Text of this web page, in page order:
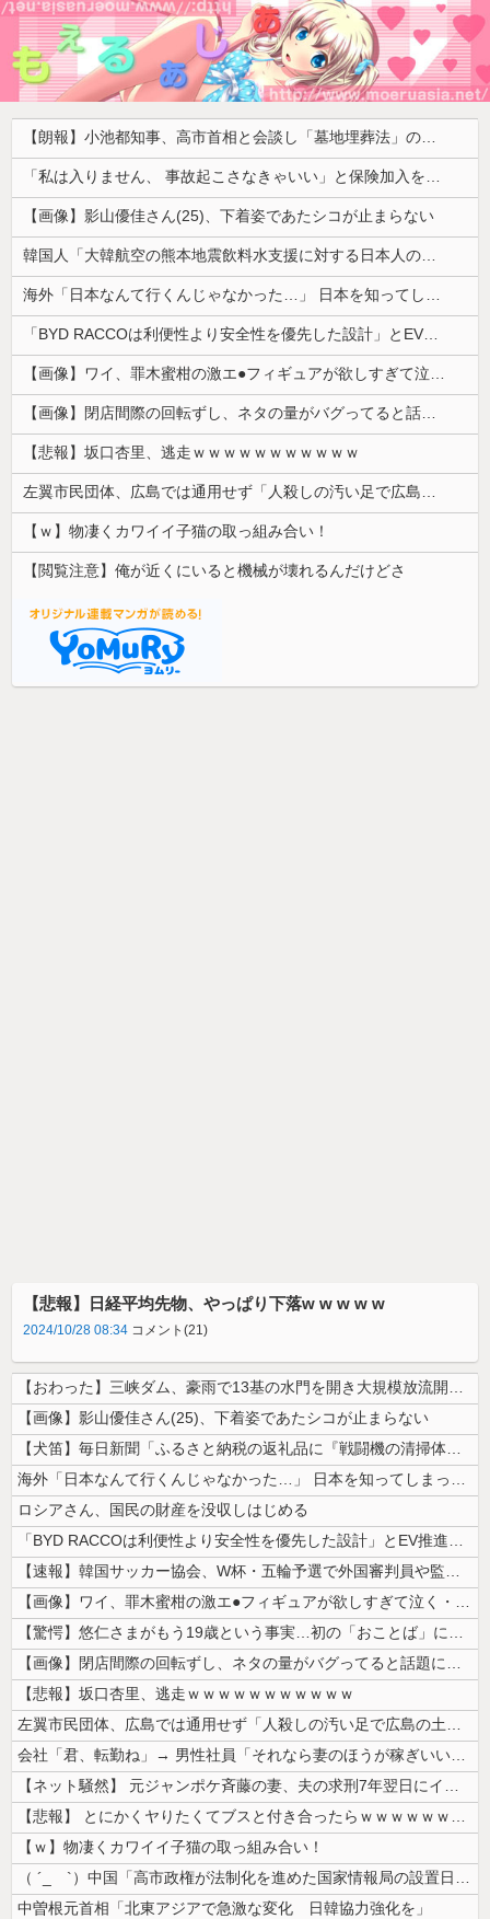
【朗報】小池都知事、高市首相と会談し「墓地埋葬法」の改正を要請 国と都が連携し民間への指導強化を進める方向で一致
「私は入りません、 事故起こさなきゃいい」と保険加入を勧められた推し活民が反発、保険代が勿体無いし事故起こしたとして……
【画像】影山優佳さん(25)、下着姿であたシコが止まらない
韓国人「大韓航空の熊本地震飲料水支援に対する日本人の反応をご覧ください・・・」→「」
海外「日本なんて行くんじゃなかった…」 日本を知ってしまったディズニー信者、帰国後『本家』に失望する事態に
「BYD RACCOは利便性より安全性を優先した設計」とEV推進派がスカスカ構造を絶賛、これがRACCOの一番の特徴よな
【画像】ワイ、罪木蜜柑の激エ●フィギュアが欲しすぎて泣く・・・・・・
【画像】閉店間際の回転ずし、ネタの量がバグってると話題にｗｗｗｗｗ
【悲報】坂口杏里、逃走ｗｗｗｗｗｗｗｗｗｗｗ
左翼市民団体、広島では通用せず「人殺しの汚い足で広島の土を踏むな！」→広島県民「お前らの方が汚いんじゃ！」「ワシらが広島県民じゃ」
【ｗ】物凄くカワイイ子猫の取っ組み合い！
【閲覧注意】俺が近くにいると機械が壊れるんだけどさ
【悲報】日経平均先物、やっぱり下落w w w w w
2024/10/28 08:34 コメント(21)
【おわった】三峡ダム、豪雨で13基の水門を開き大規模放流開始か 下流の...
【画像】影山優佳さん(25)、下着姿であたシコが止まらない
【犬笛】毎日新聞「ふるさと納税の返礼品に『戦闘機の清掃体験』」→サヨク...
海外「日本なんて行くんじゃなかった…」 日本を知ってしまったディズニー...
ロシアさん、国民の財産を没収しはじめる
「BYD RACCOは利便性より安全性を優先した設計」とEV推進派がス...
【速報】韓国サッカー協会、W杯・五輪予選で外国審判員や監督官を性接待！...
【画像】ワイ、罪木蜜柑の激エ●フィギュアが欲しすぎて泣く・・・・・・
【驚愕】悠仁さまがもう19歳という事実…初の「おことば」にネット民驚嘆
【画像】閉店間際の回転ずし、ネタの量がバグってると話題にｗｗｗｗｗ
【悲報】坂口杏里、逃走ｗｗｗｗｗｗｗｗｗｗｗ
左翼市民団体、広島では通用せず「人殺しの汚い足で広島の土を踏むな！」→...
会社「君、転勤ね」→ 男性社員「それなら妻のほうが稼ぎいいんで辞めます...
【ネット騒然】 元ジャンポケ斉藤の妻、夫の求刑7年翌日にインスタ更新！...
【悲報】 とにかくヤりたくてブスと付き合ったらｗｗｗｗｗｗｗｗｗｗｗｗ...
【ｗ】物凄くカワイイ子猫の取っ組み合い！
（ ´_ゝ`）中国「高市政権が法制化を進めた国家情報局の設置日が7月3...
中曽根元首相「北東アジアで急激な変化 日韓協力強化を」